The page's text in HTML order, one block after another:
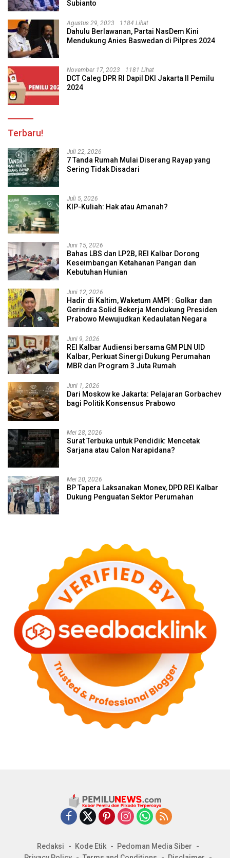
Subianto
Agustus 29, 2023 1184 Lihat
Dahulu Berlawanan, Partai NasDem Kini
Mendukung Anies Baswedan di Pilpres 2024
November 17, 2023 1181 Lihat
DCT Caleg DPR RI Dapil DKI Jakarta II Pemilu
2024
Terbaru!
Juli 22, 2026
7 Tanda Rumah Mulai Diserang Rayap yang
Sering Tidak Disadari
Juli 5, 2026
KIP-Kuliah: Hak atau Amanah?
Juni 15, 2026
Bahas LBS dan LP2B, REI Kalbar Dorong
Keseimbangan Ketahanan Pangan dan
Kebutuhan Hunian
Juni 12, 2026
Hadir di Kaltim, Waketum AMPI : Golkar dan
Gerindra Solid Bekerja Mendukung Presiden
Prabowo Mewujudkan Kedaulatan Negara
Juni 9, 2026
REI Kalbar Audiensi bersama GM PLN UID
Kalbar, Perkuat Sinergi Dukung Perumahan
MBR dan Program 3 Juta Rumah
Juni 1, 2026
Dari Moskow ke Jakarta: Pelajaran Gorbachev
bagi Politik Konsensus Prabowo
Mei 28, 2026
Surat Terbuka untuk Pendidik: Mencetak
Sarjana atau Calon Narapidana?
Mei 20, 2026
BP Tapera Laksanakan Monev, DPD REI Kalbar
Dukung Penguatan Sektor Perumahan
Redaksi Kode Etik
Pedoman Media Siber